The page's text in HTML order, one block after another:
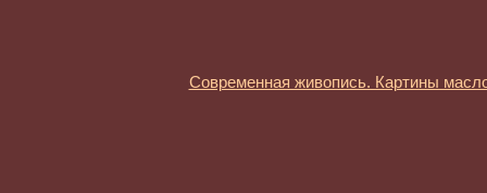
Современная живопись. Картины